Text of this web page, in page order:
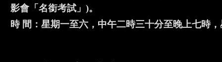
影會「名銜考試」)。
時 間：星期一至六，中午二時三十分至晚上七時